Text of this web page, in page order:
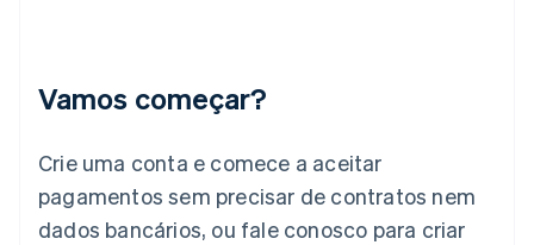
Vamos começar?
Crie uma conta e comece a aceitar
pagamentos sem precisar de contratos nem
dados bancários, ou fale conosco para criar
English
Italiano English
日本語English
Letônia